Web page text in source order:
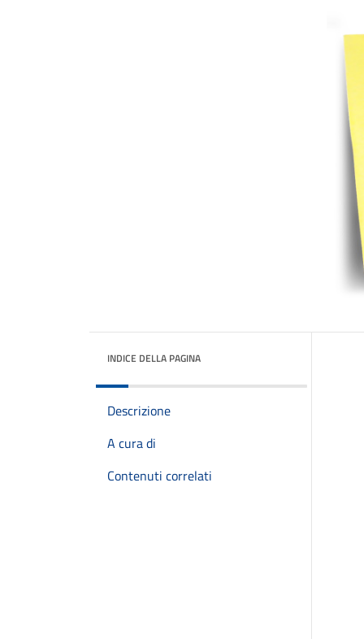
INDICE DELLA PAGINA
Descrizione
A cura di
Contenuti correlati